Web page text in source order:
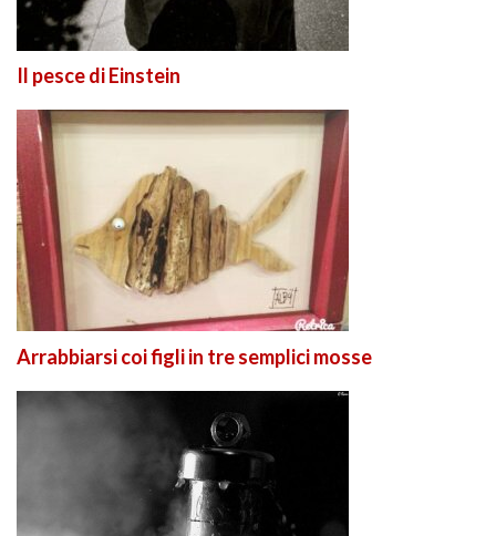
Il pesce di Einstein
Arrabbiarsi coi figli in tre semplici mosse